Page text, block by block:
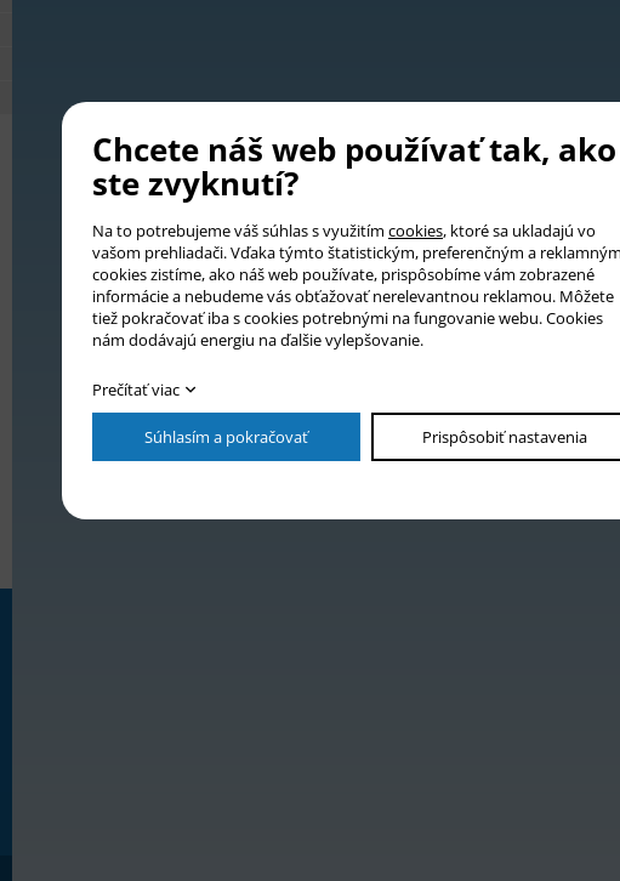
Chcete náš web používať tak, ako
ste zvyknutí?
Na to potrebujeme váš súhlas s využitím cookies, ktoré sa ukladajú vo
vašom prehliadači. Vďaka týmto štatistickým, preferenčným a reklamným
cookies zistíme, ako náš web používate, prispôsobíme vám zobrazené
informácie a nebudeme vás obťažovať nerelevantnou reklamou. Môžete
tiež pokračovať iba s cookies potrebnými na fungovanie webu. Cookies
nám dodávajú energiu na ďalšie vylepšovanie.
Prečítať viac
Súhlasím a pokračovať Prispôsobiť nastavenia